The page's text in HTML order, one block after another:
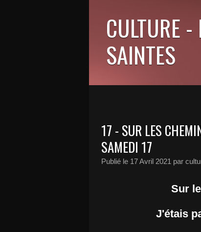
CULTURE
SAINTES
17 - SUR LES
SAMEDI 17
Publié le 17 Avril 2021 par
Sur
J'étais